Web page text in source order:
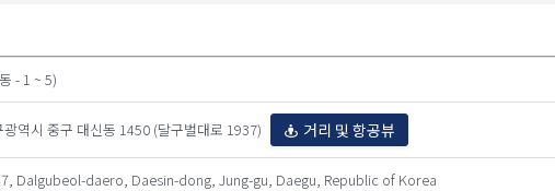
- 1 ~ 5)
역시 중구 대신동 1450 (달구벌대로 1937) 거리 및 항공뷰
Dalgubeol-daero, Daesin-dong, Jung-gu, Daegu, Republic of Korea